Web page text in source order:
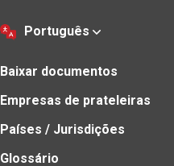
Português
Baixar documentos
Empresas de prateleiras
Países / Jurisdições
Glossário